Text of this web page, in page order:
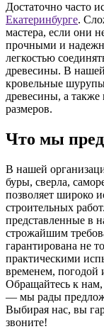
Достаточно часто
Екатеринбурге.
мастера, если они
прочными и
легкостью
древесины. В
кровельные
древесины, а также
размеров.
Что мы
В нашей
буры, сверла,
позволяет широко
строительных
представленные в
строжайшим
гарантирована не
практическими
временем, погодой
Обращайтесь к
— мы рады
Выбирая нас, вы
звоните!